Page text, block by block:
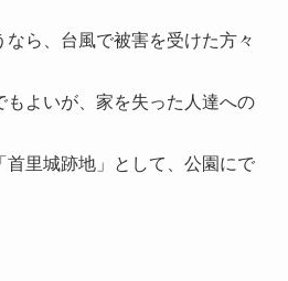
ら、台風で被害を受けた方々
もよいが、家を失った人達への
首里城跡地」として、公園にで